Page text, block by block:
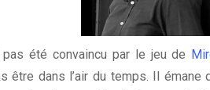
pas été convaincu par le jeu de
être dans l’air du temps. Il